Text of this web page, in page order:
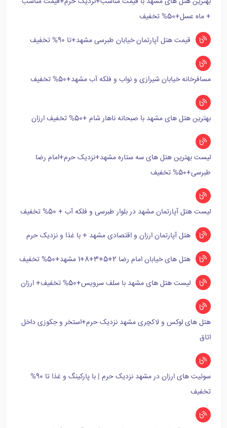
+ ماه عسل+50% تخفیف
قیمت هتل آپارتمان خیابان طبرسی مشهد+تا 90% تخفیف
مسافرخانه خیابان شیرازی و نواب و فلکه آب مشهد+50% تخفیف
بهترین هتل های مشهد با صبحانه ناهار شام +50% تخفیف ارزان
لیست بهترین هتل های سه ستاره مشهد+نزدیک حرم+امام رضا
طبرسی+50% تخفیف
لیست هتل آپارتمان مشهد در بلوار طبرسی و فلکه آب + 50% تخفیف
هتل آپارتمان ارزان و اقتصادی مشهد + با غذا و نزدیک حرم
هتل های خیابان امام رضا 2+5+3+8+1 مشهد+50% تخفیف
لیست هتل های مشهد با سلف سرویس+50% تخفیف+ ارزان
هتل های لوکس و لاکچری مشهد نزدیک حرم+استخر و جکوزی داخل
اتاق
سوئیت های ارزان در مشهد نزدیک حرم | با پارکینگ و غذا تا 90%
تخفیف